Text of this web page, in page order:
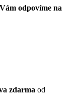
odpovíme na
zdarma od